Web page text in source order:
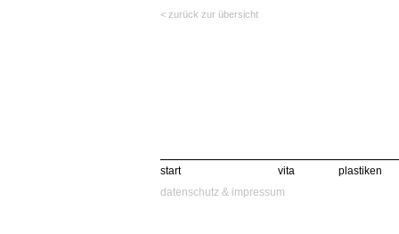
< zurück zur übersicht
start vita
plastiken
datenschutz & impressum